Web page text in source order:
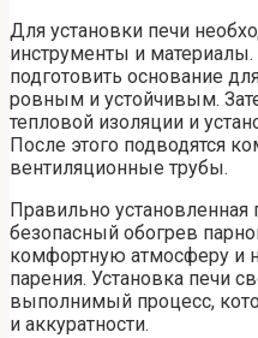
Для установки печи
инструменты и
подготовить основание
ровным и устойчивым.
тепловой изоляции и
После этого подводятся
вентиляционные трубы.
Правильно
безопасный обогрев
комфортную атмосферу и
парения. Установка печи
выполнимый процесс,
и аккуратности.